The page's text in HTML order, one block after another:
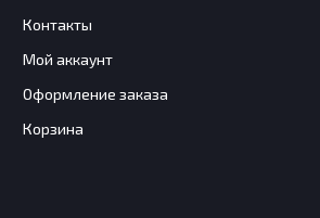
Контакты
Мой аккаунт
Оформление заказа
Корзина